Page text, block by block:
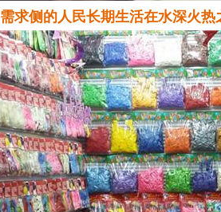
需求侧的人民长期生活在水深火